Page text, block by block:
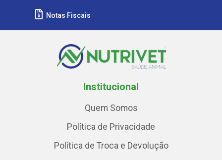
Notas Fiscais
Institucional
Quem Somos
Política de Privacidade
Política de Troca e Devolução